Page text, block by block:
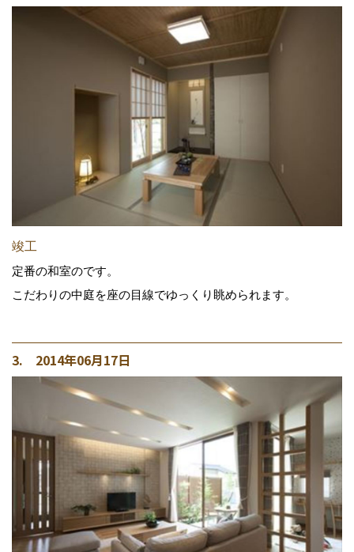
竣工
定番の和室のです。
こだわりの中庭を座の目線でゆっくり眺められます。
3. 2014年06月17日